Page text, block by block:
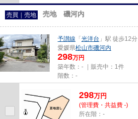
売買｜売地 売地 磯河内
予讃線 「 光洋台 」駅 徒歩12分
愛媛県松山市磯河内
298万円
築年数：- ｜販売中： 1件
階数：-
298万円
(管理費・共益費 -)
所在階：-